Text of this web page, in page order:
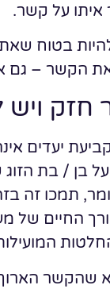
על קשר.
להיות בטוח
הקשר – גם
ויש
יעדים
/ בת הזוג
תמכו זה
החיים
שהקשר הארוך